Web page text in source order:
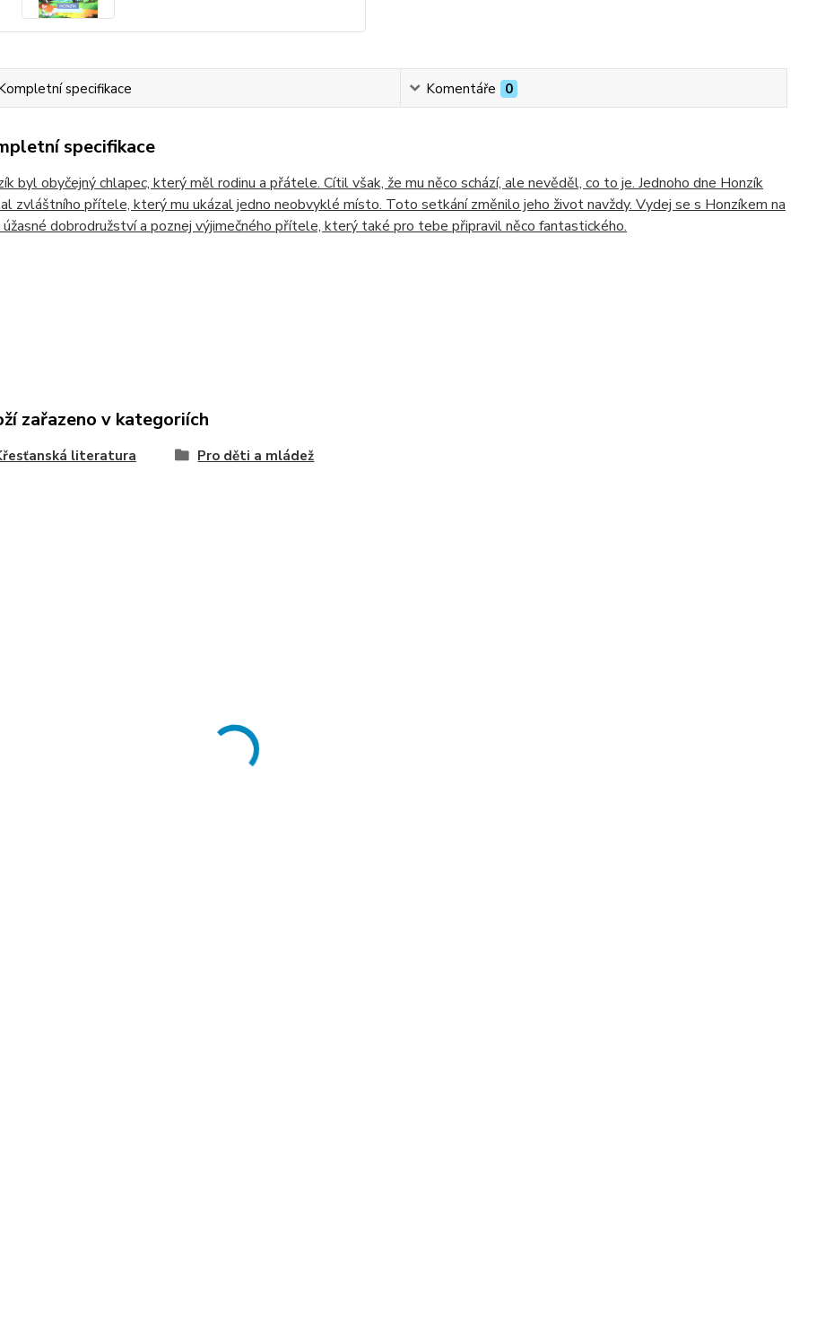
specifikace Komentáře 0
specifikace
byl obyčejný chlapec, který měl rodinu a přátele. Cítil však, že mu něco schází, ale nevěděl, co to je. Jednoho dne Honzík
zvláštního přítele, který mu ukázal jedno neobvyklé místo. Toto setkání změnilo jeho život navždy. Vydej se s Honzíkem na
dobrodružství a poznej výjimečného přítele, který také pro tebe připravil něco fantastického.
zařazeno v kategoriích
literatura Pro děti a mládež